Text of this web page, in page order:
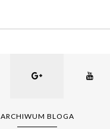
ARCHIWUM BLOGA